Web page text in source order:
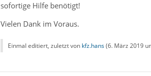
sofortige Hilfe benötigt!
Vielen Dank im Voraus.
Einmal editiert, zuletzt von kfz.hans(6. März 2019